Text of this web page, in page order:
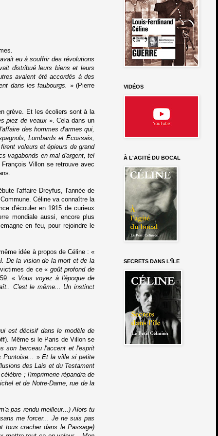
eu à souffrir des révolutions
distribué leurs biens et leurs
avaient été accordés à des
dans les faubourgs.
» (Pierre
grève. Et les écoliers sont à la
piez de veaux». Cela dans un
des hommes d'armes qui,
Lombards et Écossais,
voleurs et épieurs de grand
vagabonds en mal d'argent, tel
Villon se retrouve avec
l'affaire Dreyfus, l'année de
Céline va connaître la
d'écouler en 1915 de curieux
mondiale aussi, encore plus
en feu, pour rejoindre le
idée à propos de Céline : «
De la vision de la mort et de la
de ce « goût profond de
« Vous voyez à l'époque de
C'est le même... Un instinct
est décisif dans le modèle de
Même si le Paris de Villon se
son berceau l'accent et l'esprit
»Et la ville si petite
des Lais et du Testament
; l'imprimerie répandra de
et de Notre-Dame, rue de la
pas rendu meilleur...) Alors tu
me forcer... Je ne suis pas
tous cracher dans le Passage)
VIDÉOS
À L'AGITÉ DU BOCAL
SECRETS DANS L'ÎLE